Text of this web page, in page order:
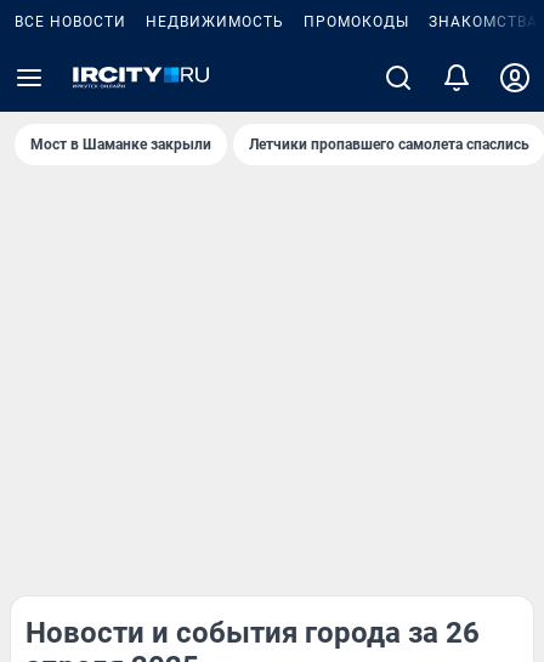
ВСЕ НОВОСТИ НЕДВИЖИМОСТЬ ПРОМОКОДЫ ЗНАКОМСТВА
Мост в Шаманке закрыли Летчики пропавшего самолета спаслись
Новости и события города за 26